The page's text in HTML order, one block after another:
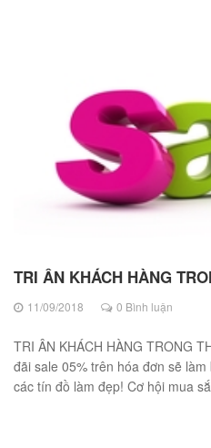
TRI ÂN KHÁCH HÀNG
11/09/2018 0 Bình luận
TRI ÂN KHÁCH HÀNG TRONG
đãi sale 05% trên hóa đơn sẽ
các tín đồ làm đẹp! Cơ hội mua